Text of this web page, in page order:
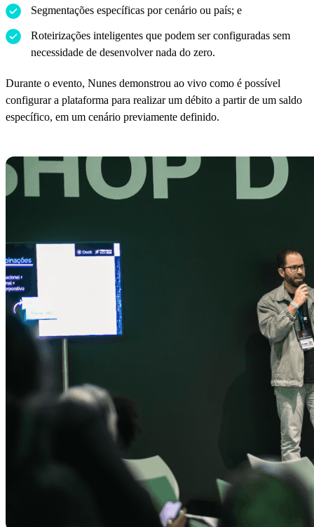
Segmentações específicas por cenário ou país; e
Roteirizações inteligentes que podem ser configuradas sem
necessidade de desenvolver nada do zero.
Durante o evento, Nunes demonstrou ao vivo como é possível
configurar a plataforma para realizar um débito a partir de um saldo
específico, em um cenário previamente definido.